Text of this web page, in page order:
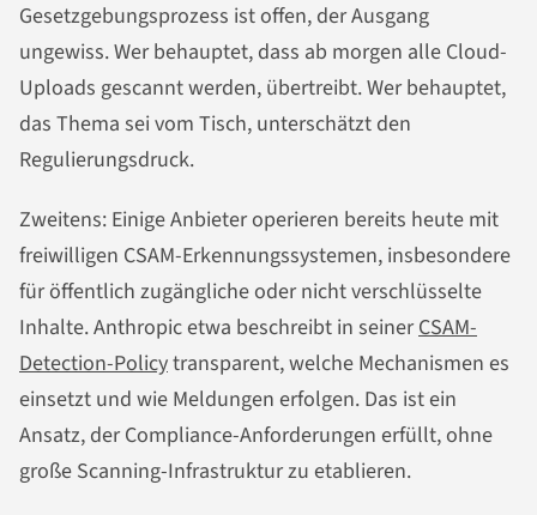
Gesetzgebungsprozess ist offen, der Ausgang
ungewiss. Wer behauptet, dass ab morgen alle Cloud-
Uploads gescannt werden, übertreibt. Wer behauptet,
das Thema sei vom Tisch, unterschätzt den
Regulierungsdruck.
Zweitens: Einige Anbieter operieren bereits heute mit
freiwilligen CSAM-Erkennungssystemen, insbesondere
für öffentlich zugängliche oder nicht verschlüsselte
Inhalte. Anthropic etwa beschreibt in seinerCSAM-
Detection-Policytransparent, welche Mechanismen es
einsetzt und wie Meldungen erfolgen. Das ist ein
Ansatz, der Compliance-Anforderungen erfüllt, ohne
große Scanning-Infrastruktur zu etablieren.